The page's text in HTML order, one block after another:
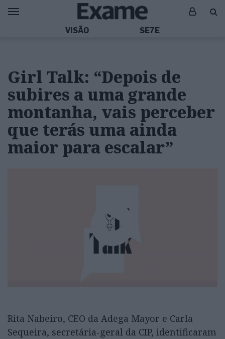
VISÃO SE7E
Girl Talk: “Depois de
subires a uma grande
montanha, vais perceber
que terás uma ainda
maior para escalar”
Rita Nabeiro, CEO da Adega Mayor e Carla
Sequeira, secretária-geral da CIP, identificaram